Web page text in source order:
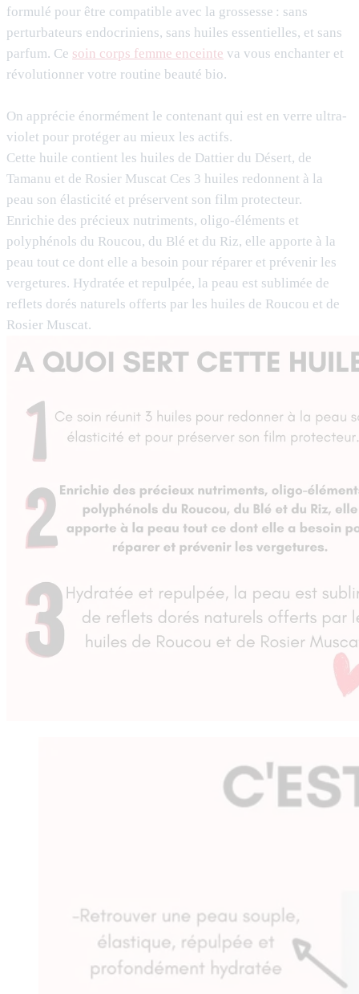
formulé pour être compatible avec la grossesse : sans
perturbateurs endocriniens, sans huiles essentielles, et sans
parfum. Ce soin corps femme enceinte va vous enchanter et
révolutionner votre routine beauté bio.
On apprécie énormément le contenant qui est en verre ultra-
violet pour protéger au mieux les actifs.
Cette huile contient les huiles de Dattier du Désert, de
Tamanu et de Rosier Muscat Ces 3 huiles redonnent à la
peau son élasticité et préservent son film protecteur.
Enrichie des précieux nutriments, oligo-éléments et
polyphénols du Roucou, du Blé et du Riz, elle apporte à la
peau tout ce dont elle a besoin pour réparer et prévenir les
vergetures. Hydratée et repulpée, la peau est sublimée de
reflets dorés naturels offerts par les huiles de Roucou et de
Rosier Muscat.